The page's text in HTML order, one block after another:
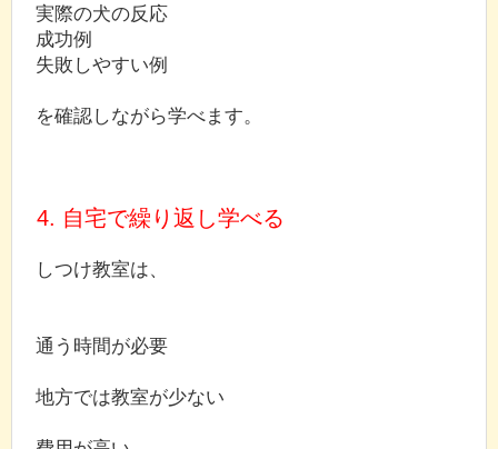
実際の犬の反応
成功例
失敗しやすい例
を確認しながら学べます。
4. 自宅で繰り返し学べる
しつけ教室は、
通う時間が必要
地方では教室が少ない